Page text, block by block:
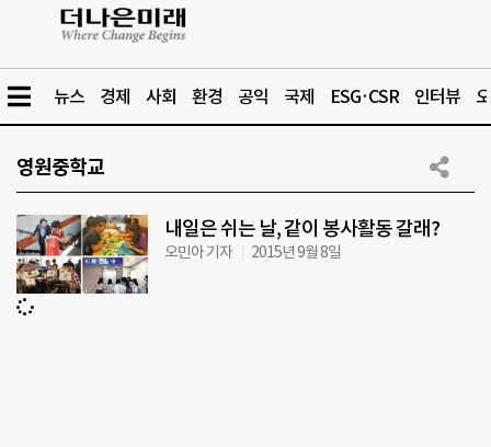
뉴스 경제 사회 환경 공익 국제 ESG·CSR 인터뷰
영원중학교
내일은 쉬는 날, 같이 봉사활동 갈래?
오민아 기자 2015년 9월 8일